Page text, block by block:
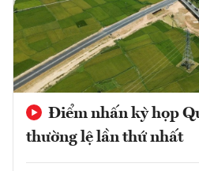
Điểm nhấn kỳ họp
thường lệ lần thứ nhất